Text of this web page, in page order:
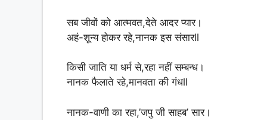
सब जीवों को आत्मवत,देते आदर प्यार।
अहं-शून्य होकर रहे,नानक इस संसारll
किसी जाति या धर्म से,रहा नहीं सम्बन्ध।
नानक फैलाते रहे,मानवता की गंधll
नानक-वाणी का रहा,’जपु जी साहब’ सार।